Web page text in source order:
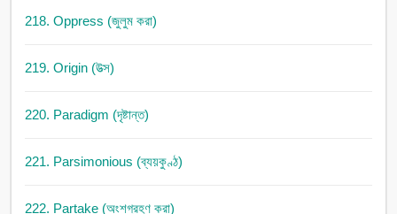
218. Oppress (জুলুম করা)
219. Origin (উত্স)
220. Paradigm (দৃষ্টান্ত)
221. Parsimonious (ব্যয়কুণ্ঠ)
222. Partake (অংশগ্রহণ করা)